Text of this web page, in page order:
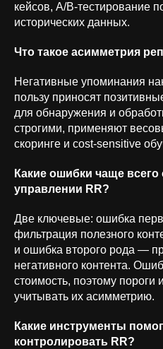
кейсов, A/B‑тестирование
исторических данных.
Что такое асимметрия
Негативные упоминания
пользу приносят
для обнаружения и
строгими, применяют
скоринге и cost‑sensitive
Какие ошибки чаще
управлении RR?
Две ключевые: ошибка
фильтрация полезного
и ошибка второго рода —
негативного контента.
стоимость, поэтому
учитывать их асимметрию.
Какие инструменты
контролировать RR?
ОКВЭД 62.01 «Разработка
1.01; 1.05; 2.01; 3.01; 9.01;
Политика